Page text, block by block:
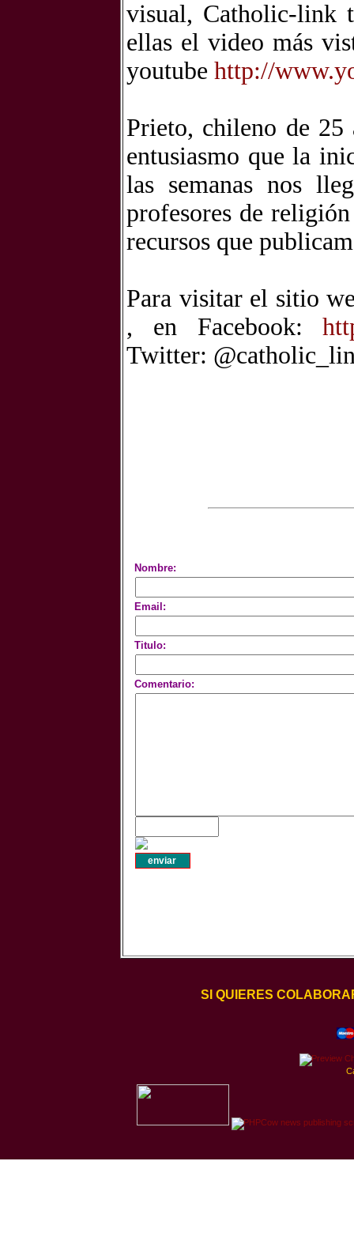
visual, Catholic-link
ellas el video más
youtube http://
Prieto, chileno de
entusiasmo que la
las semanas nos
profesores de
recursos que
Para visitar el sitio
, en Facebook:
Twitter:
Nombre:
Email:
Titulo:
Comentario:
SI QUIERES